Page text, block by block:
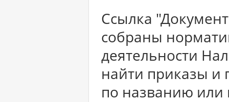
Ссылка
собраны
деятельности
найти приказы и
по названию или